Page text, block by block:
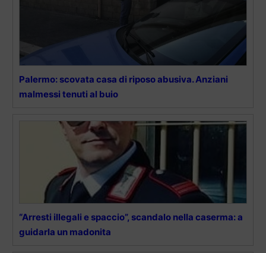
Palermo: scovata casa di riposo abusiva. Anziani
malmessi tenuti al buio
“Arresti illegali e spaccio”, scandalo nella caserma: a
guidarla un madonita